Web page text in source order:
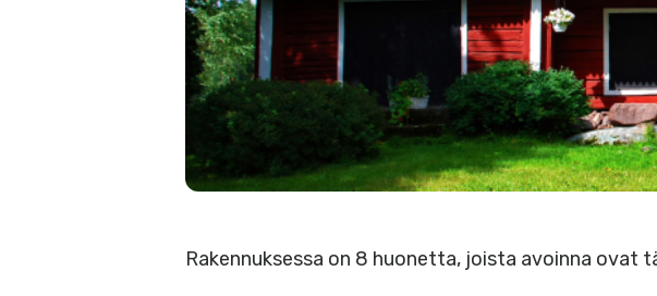
Rakennuksessa on 8 huonetta, joista avoinna ovat